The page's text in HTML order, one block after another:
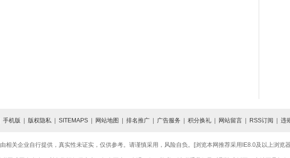
手机版 版权隐私 SITEMAPS 网站地图 排名推广 广告服务 积分换礼 网站留言 RSS订阅 违
相关企业自行提供，真实性未证实，仅供参考。请谨慎采用，风险自负。[浏览本网推荐采用IE8.0及以上浏览